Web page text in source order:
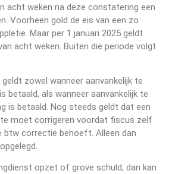
acht weken na deze constatering een
Voorheen gold de eis van een zo
Maar per 1 januari 2025 geldt
acht weken. Buiten die periode volgt
zowel wanneer aanvankelijk te
betaald, als wanneer aanvankelijk te
is betaald. Nog steeds geldt dat een
moet corrigeren voordat fiscus zelf
correctie behoeft. Alleen dan
opzet of grove schuld, dan kan